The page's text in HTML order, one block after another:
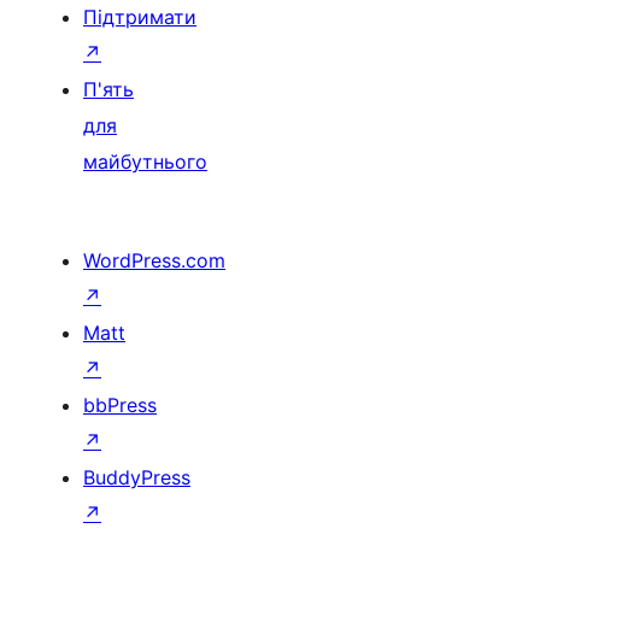
Підтримати
↗
П'ять
для
майбутнього
WordPress.com
↗
Matt
↗
bbPress
↗
BuddyPress
↗